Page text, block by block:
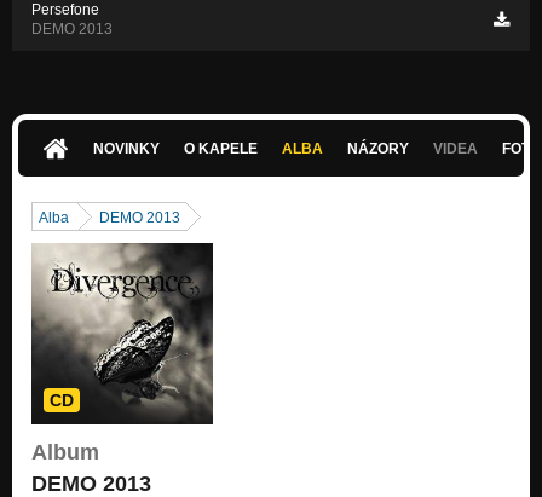
Persefone
DEMO 2013
NOVINKY O KAPELE ALBA NÁZORY VIDEA
Alba DEMO 2013
CD
Album
DEMO 2013